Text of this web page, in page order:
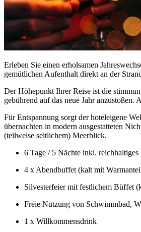
Erleben Sie einen erholsamen
gemütlichen Aufenthalt direkt an der
Der Höhepunkt Ihrer Reise ist die
gebührend auf das neue Jahr
Für Entspannung sorgt der hoteleigene
übernachten in modern ausgestatteten
(teilweise seitlichem) Meerblick.
6 Tage / 5 Nächte inkl.
4 x Abendbuffet (kalt mit
Silvesterfeier mit festlichem Büffet
Freie Nutzung von Schwimmbad,
1 x Willkommensdrink